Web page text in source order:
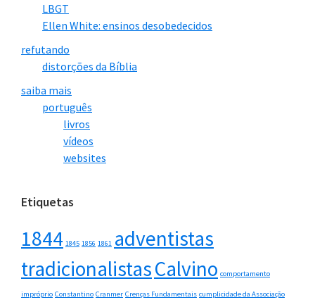
LBGT
Ellen White: ensinos desobedecidos
refutando
distorções da Bíblia
saiba mais
português
livros
vídeos
websites
Etiquetas
1844 1845 1856 1861 adventistas
tradicionalistasCalvino comportamento
impróprio Constantino Cranmer Crenças Fundamentais cumplicidade da Associação